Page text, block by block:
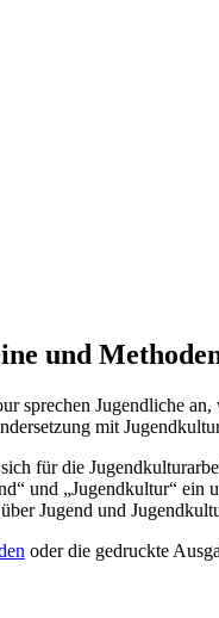
und
sprechen Jugendliche
mit
für die
und „Jugendkultur“
Jugend und
oder die gedruckte